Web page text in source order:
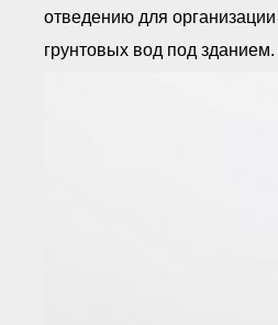
отведению для
грунтовых вод под зданием.